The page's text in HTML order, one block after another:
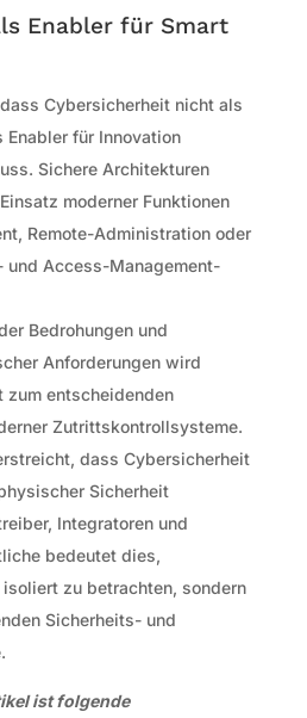
Enabler für Smart
Cybersicherheit nicht als
Enabler für Innovation
Sichere Architekturen
moderner Funktionen
Remote-Administration oder
und Access-Management-
Bedrohungen und
Anforderungen wird
entscheidenden
Zutrittskontrollsysteme.
dass Cybersicherheit
Sicherheit
Integratoren und
bedeutet dies,
zu betrachten, sondern
Sicherheits- und
ist folgende